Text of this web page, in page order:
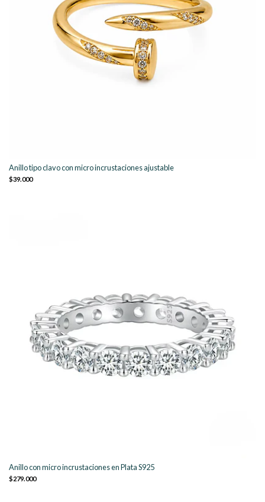
Anillo tipo clavo con micro incrustaciones ajustable
$39.000
Anillo con micro incrustaciones en Plata S925
$279.000